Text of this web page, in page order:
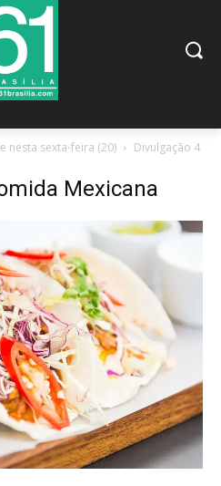
nesta sexta-feira (20)
Divulgação 4
Mexicana